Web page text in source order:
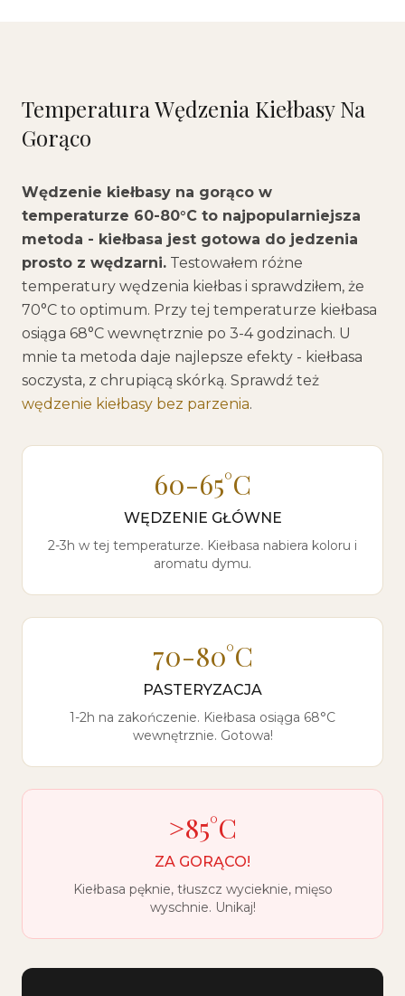
Temperatura Wędzenia Kiełbasy Na
Gorąco
Wędzenie kiełbasy na gorąco w
temperaturze 60-80°C to najpopularniejsza
metoda - kiełbasa jest gotowa do jedzenia
prosto z wędzarni. Testowałem różne
temperatury wędzenia kiełbas i sprawdziłem, że
70°C to optimum. Przy tej temperaturze kiełbasa
osiąga 68°C wewnętrznie po 3-4 godzinach. U
mnie ta metoda daje najlepsze efekty - kiełbasa
soczysta, z chrupiącą skórką. Sprawdź też
wędzenie kiełbasy bez parzenia.
60-65°C
WĘDZENIE GŁÓWNE
2-3h w tej temperaturze. Kiełbasa nabiera koloru i
aromatu dymu.
70-80°C
PASTERYZACJA
1-2h na zakończenie. Kiełbasa osiąga 68°C
wewnętrznie. Gotowa!
>85°C
ZA GORĄCO!
Kiełbasa pęknie, tłuszcz wycieknie, mięso
wyschnie. Unikaj!